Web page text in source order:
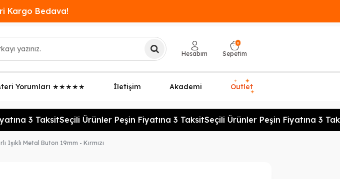
Kargo Bedava!
Hesabım
0
Sepetim
Yorumları ★★★★★ İletişim Akademi Outlet
✦ ✦
✦
3 TaksitSeçili Ürünler Peşin Fiyatına 3 TaksitSeçili Ürünler Peşin Fiyatına 3
Işıklı Metal Buton 19mm - Kırmızı